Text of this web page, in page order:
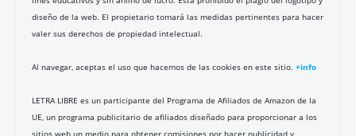
diseño de la web. El propietario tomará las medidas pertinentes para hacer
valer sus derechos de propiedad intelectual.
Al navegar, aceptas el uso que hacemos de las cookies en este sitio. +info
LETRA LIBRE es un participante del Programa de Afiliados de Amazon de la
UE, un programa publicitario de afiliados diseñado para proporcionar a los